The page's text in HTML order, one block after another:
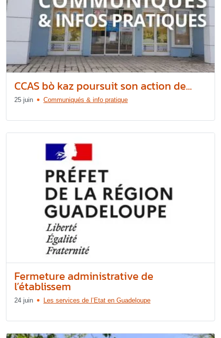
CCAS bò kaz poursuit son action de...
25 juin Communiqués & info pratique
Fermeture administrative de
l’établissem
24 juin Les services de l’Etat en Guadeloupe